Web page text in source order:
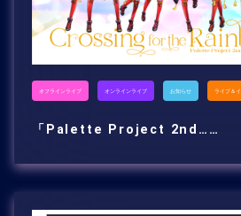
オフラインライブ オンラインライブ お知らせ ライブ＆
「Palette Project 2nd……